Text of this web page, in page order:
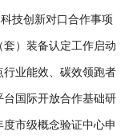
技创新对口合作事项
套）装备认定工作启动
行业能效、碳效领跑者
台国际开放合作基础研
度市级概念验证中心申